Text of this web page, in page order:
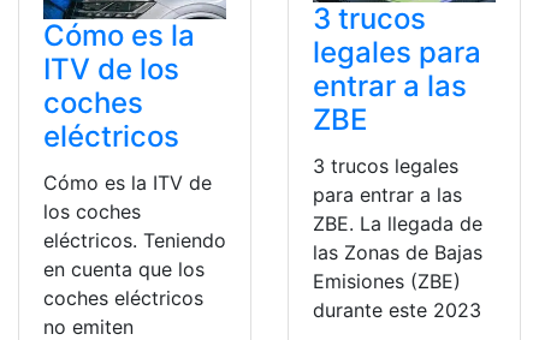
Cómo es la
ITV de los
coches
eléctricos
Cómo es la ITV de
los coches
eléctricos. Teniendo
en cuenta que los
coches eléctricos
no emiten
3 trucos
legales para
entrar a las
ZBE
3 trucos legales
para entrar a las
ZBE. La llegada de
las Zonas de Bajas
Emisiones (ZBE)
durante este 2023